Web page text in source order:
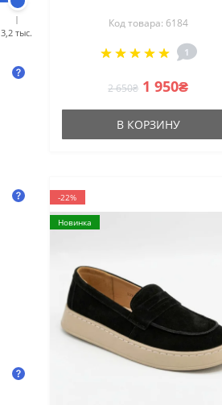
3,2 тыс.
208203-l5-056912-22 Lonza
beige 6184 в стиле Brunello
Cucinelli
Код товара: 6184
1
2 650₴ 1 950₴
В КОРЗИНУ
-22%
Новинка